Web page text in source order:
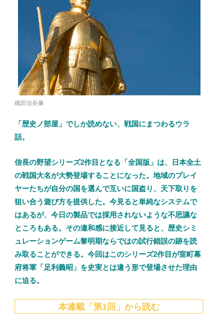
黎明期ならではのリアリティの選択
織田信長像
「歴史ノ部屋」でしか読めない、戦国にまつわるウラ
話。
信長の野望シリーズ2作目となる「全国版」は、日本全土
の戦国大名が大勢登場することになった。地域のプレイ
ヤーたちが自分の国を選んで互いに国盗り、天下取りを
狙い合う遊び方を提供した。今見ると単純なシステムで
はあるが、今日の製品では採用されないような不思議な
ところもある。その違和感に接近して見ると、歴史シミ
ュレーションゲーム黎明期ならではの試行錯誤の跡を読
み取ることができる。今回はこのシリーズ2作目が室町幕
府将軍「足利義昭」を史実とは違う形で登場させた理由
に迫る。
本連載「第1回」から読む